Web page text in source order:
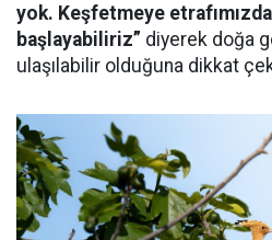
yok. Keşfetmeye
başlayabiliriz” diyerek doğa
ulaşılabilir olduğuna dikkat